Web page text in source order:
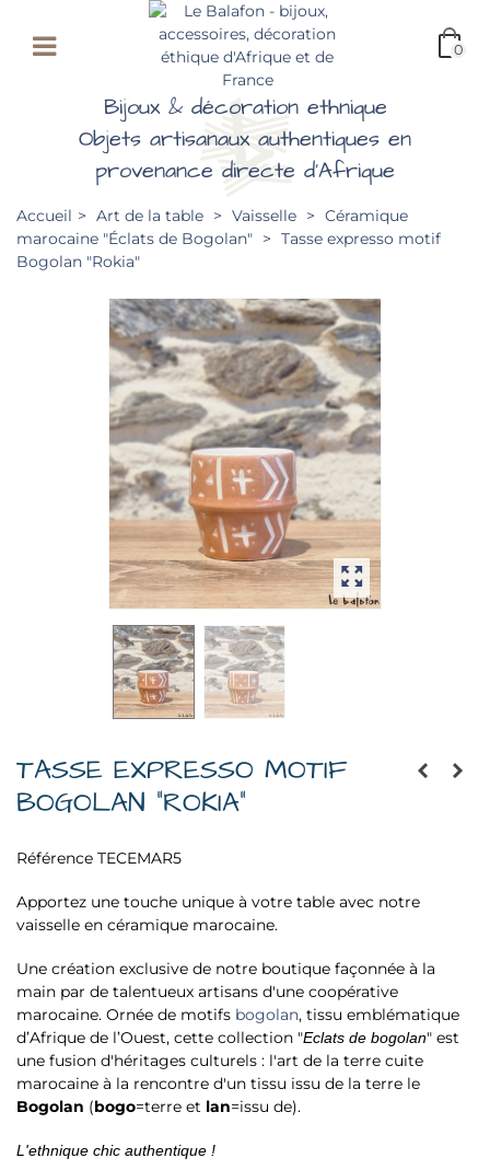
0
Bijoux & décoration ethnique
Objets artisanaux authentiques en
provenance directe d'Afrique
Accueil > Art de la table > Vaisselle > Céramique
marocaine "Éclats de Bogolan" > Tasse expresso motif
Bogolan "Rokia"
TASSE EXPRESSO MOTIF
BOGOLAN "ROKIA"
Référence TECEMAR5
Apportez une touche unique à votre table avec notre
vaisselle en céramique marocaine.
Une création exclusive de notre boutique façonnée à la
main par de talentueux artisans d'une coopérative
marocaine. Ornée de motifs bogolan, tissu emblématique
d’Afrique de l’Ouest, cette collection "Eclats de bogolan" est
une fusion d'héritages culturels : l'art de la terre cuite
marocaine à la rencontre d'un tissu issu de la terre le
Bogolan (bogo=terre et lan=issu de).
L'ethnique chic authentique !